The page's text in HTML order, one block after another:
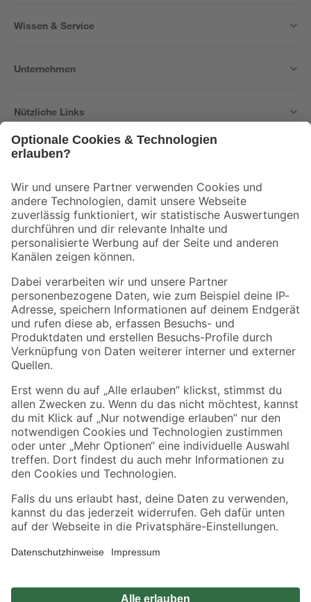
Wissen & Service
Unternehmen
Nützliche Links
Der toom Newsletter: Keine Angebote und Aktionen mehr verpassen!
Zur Newsletter Anmeldung
Folge uns
Zahlungsarten Versandarten
Sicher einkaufen
Jetzt die toom-App herunterladen
Alle Preisangaben in EUR inkl. gesetzl. MwSt.. Die dargestellten Angebote sind unter
Umständen nicht in allen Märkten verfügbar. Die angegebenen Verfügbarkeiten beziehen
Produkte nur solange der Vorrat reicht.
*Paketversand ab 59 € versandkostenfrei, gilt nicht für Artikel mit Speditionsversand, hier
Privatsphäre Impressum